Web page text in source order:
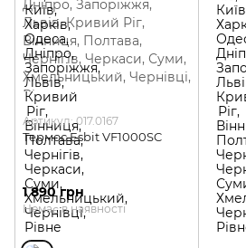
Артикул: 017.0167
Термос Esbit VF1000SC
1 890 грн
Немає в наявності